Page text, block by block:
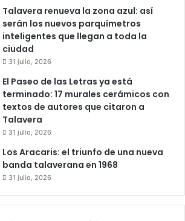
Talavera renueva la zona azul: así
serán los nuevos parquímetros
inteligentes que llegan a toda la
ciudad
31 julio, 2026
El Paseo de las Letras ya está
terminado: 17 murales cerámicos con
textos de autores que citaron a
Talavera
31 julio, 2026
Los Aracaris: el triunfo de una nueva
banda talaverana en 1968
31 julio, 2026